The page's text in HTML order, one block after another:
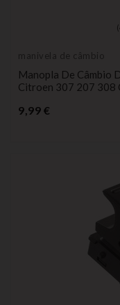
(
manivela de câmbio
Manopla De Câmbio
Citroen 307 207 308
9,99 €